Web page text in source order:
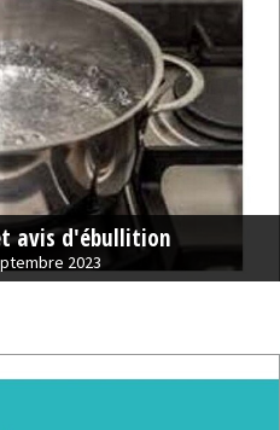
avis d'ébullition
2023